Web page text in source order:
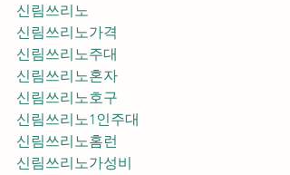
신림쓰리노
신림쓰리노가격
신림쓰리노주대
신림쓰리노혼자
신림쓰리노호구
신림쓰리노1인주대
신림쓰리노홈런
신림쓰리노가성비